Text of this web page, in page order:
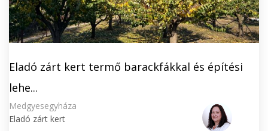
Eladó zárt kert termő barackfákkal és építési
lehe...
Medgyesegyháza
Eladó zárt kert